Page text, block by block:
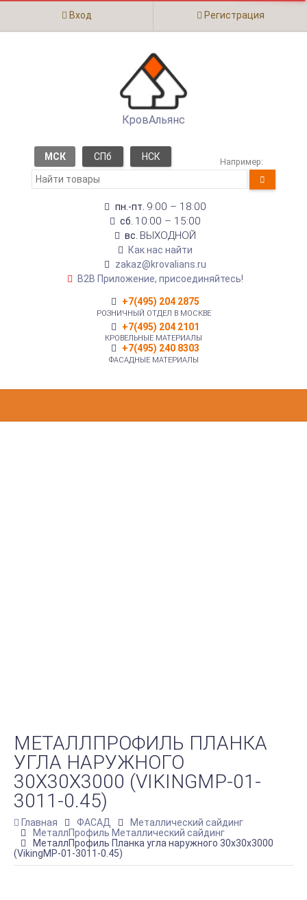
Вход Регистрация
КровАльянс
МСК СПб НСК Например:
пн.-пт. 9:00 – 18:00
сб. 10:00 – 15:00
вс. ВЫХОДНОЙ
Как нас найти
zakaz@krovalians.ru
B2B Приложение, присоединяйтесь!
+7(495) 204 2875
РОЗНИЧНЫЙ ОТДЕЛ В МОСКВЕ
+7(495) 204 2101
КРОВЕЛЬНЫЕ МАТЕРИАЛЫ
+7(495) 240 8303
ФАСАДНЫЕ МАТЕРИАЛЫ
МЕТАЛЛПРОФИЛЬ ПЛАНКА
УГЛА НАРУЖНОГО
30Х30Х3000 (VIKINGMP-01-
3011-0.45)
Главная ФАСАД
Металлический сайдинг
МеталлПрофиль Металлический сайдинг
МеталлПрофиль Планка угла наружного 30х30х3000
(VikingMP-01-3011-0.45)